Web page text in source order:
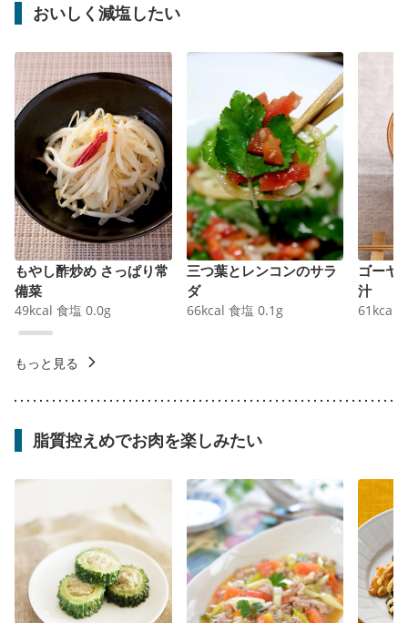
おいしく減塩したい
もやし酢炒め さっぱり常
備菜
49kcal 食塩 0.0g
三つ葉とレンコンのサラ
ダ
66kcal 食塩 0.1 g
ゴーヤ
汁
61 kcal
もっと見る
脂質控えめでお肉を楽しみたい